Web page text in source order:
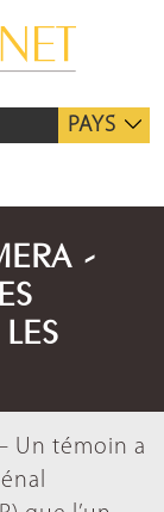
PAYS
-
Un témoin a